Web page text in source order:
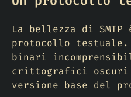
La bellezza di SMTP
protocollo testuale.
binari
crittografici oscuri
versione base del